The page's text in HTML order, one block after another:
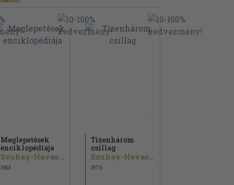
Meglepetések
enciklopédiája
Szuhay-Havas Ervin
1983
Tizenhárom
csillag
Szuhay-Havas Ervin
1976